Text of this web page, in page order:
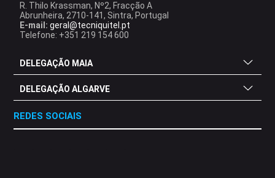
R. Thilo Krassman, Nº2, Fracção A
Abrunheira, 2710-141, Sintra, Portugal
E-mail: geral@tecniquitel.pt
Telefone: +351 219 154 600
DELEGAÇÃO MAIA
DELEGAÇÃO ALGARVE
REDES SOCIAIS